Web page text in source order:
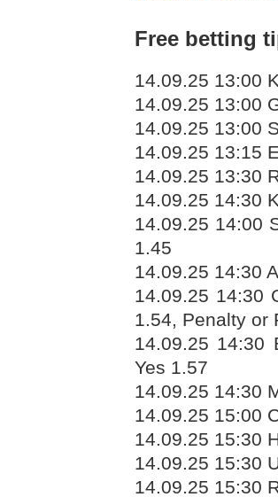
Free betting
14.09.25 13:00
14.09.25 13:00
14.09.25 13:00
14.09.25 13:15
14.09.25 13:30
14.09.25 14:30
14.09.25 14:00
1.45
14.09.25 14:30
14.09.25 14:30
1.54, Penalty or
14.09.25 14:30
Yes 1.57
14.09.25 14:30
14.09.25 15:00
14.09.25 15:30
14.09.25 15:30
14.09.25 15:30